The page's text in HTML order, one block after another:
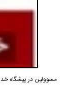
مسوولین در پیشگاه